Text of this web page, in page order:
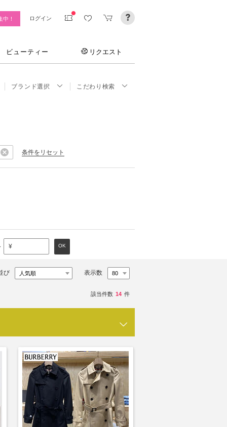
中！ ログイン
ビューティー リクエスト
ブランド選択 こだわり検索
条件をリセット
¥ OK
び 表示数
該当件数 14 件